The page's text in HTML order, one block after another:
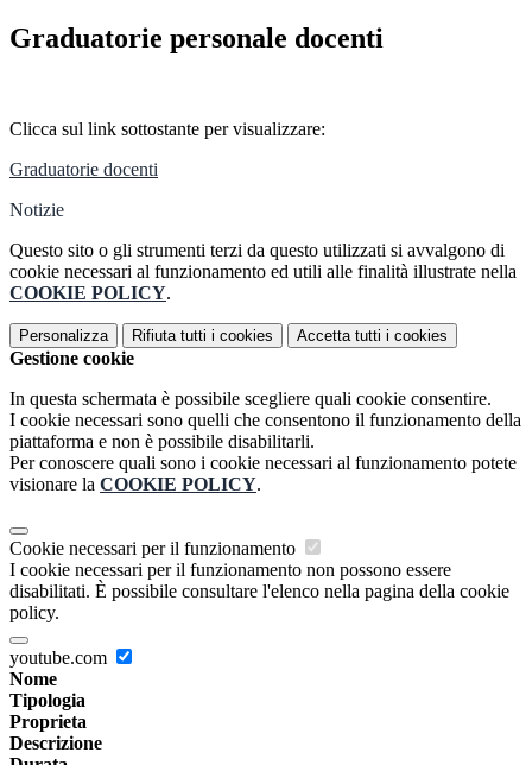
Graduatorie personale docenti
Clicca sul link sottostante per visualizzare:
Graduatorie docenti
Notizie
Questo sito o gli strumenti terzi da questo utilizzati si avvalgono di
cookie necessari al funzionamento ed utili alle finalità illustrate nella
COOKIE POLICY.
Personalizza Rifiuta tutti i cookies Accetta tutti i cookies
Gestione cookie
In questa schermata è possibile scegliere quali cookie consentire.
I cookie necessari sono quelli che consentono il funzionamento della
piattaforma e non è possibile disabilitarli.
Per conoscere quali sono i cookie necessari al funzionamento potete
visionare la COOKIE POLICY.
Cookie necessari per il funzionamento
I cookie necessari per il funzionamento non possono essere
disabilitati. È possibile consultare l'elenco nella pagina della cookie
policy.
youtube.com
Nome
Tipologia
Proprieta
Descrizione